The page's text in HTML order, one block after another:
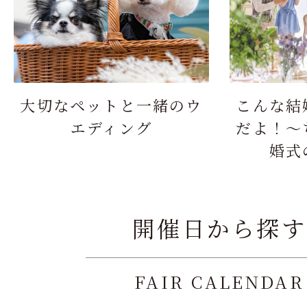
大切なペットと一緒のウ
エディング
こんな
だよ！
婚
開催日から探す
FAIR CALENDAR